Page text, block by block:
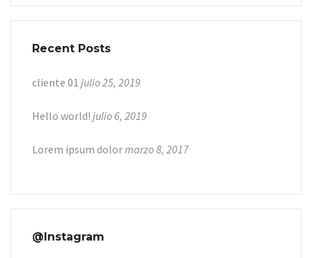
Recent Posts
cliente 01 julio 25, 2019
Hello world! julio 6, 2019
Lorem ipsum dolormarzo 8, 2017
@Instagram